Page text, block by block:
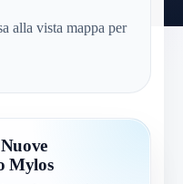
alla vista mappa per
Mylos